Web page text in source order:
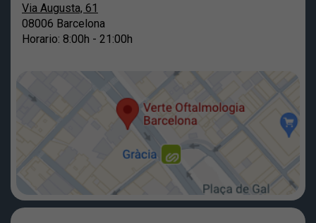
Via Augusta, 61
08006 Barcelona
Horario: 8:00h - 21:00h